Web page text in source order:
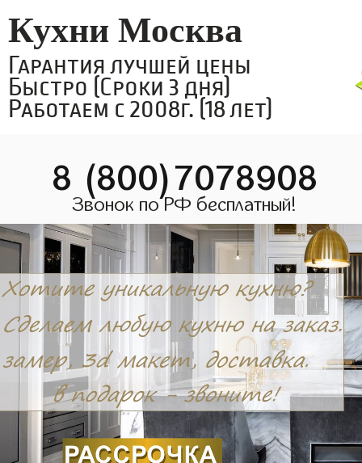
Кухни Москва
Гарантия лучшей цены
Быстро (Сроки 3 дня)
Работаем с 2008г. (18 лет)
8 (800)7078908
Звонок по РФ бесплатный!